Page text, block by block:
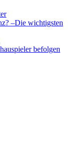
–Die wichtigsten
befolgen